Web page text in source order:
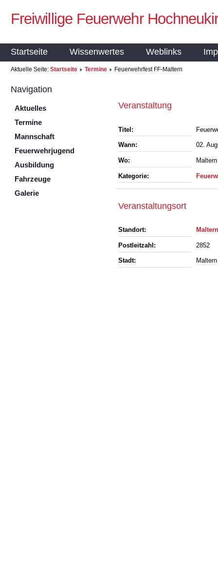
Freiwillige Feuerwehr
Startseite Wissenwertes Weblinks
Aktuelle Seite: Startseite Termine Feuerwehrfest FF-Maltern
Navigation
Aktuelles
Termine
Mannschaft
Feuerwehrjugend
Ausbildung
Fahrzeuge
Galerie
Veranstaltung
Titel:
Wann: 02.
Wo:
Kategorie:
Veranstaltungsort
Standort: Maltern
Postleitzahl: 2852
Stadt: Maltern